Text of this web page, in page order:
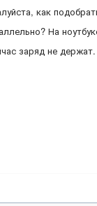
как
На
заряд не